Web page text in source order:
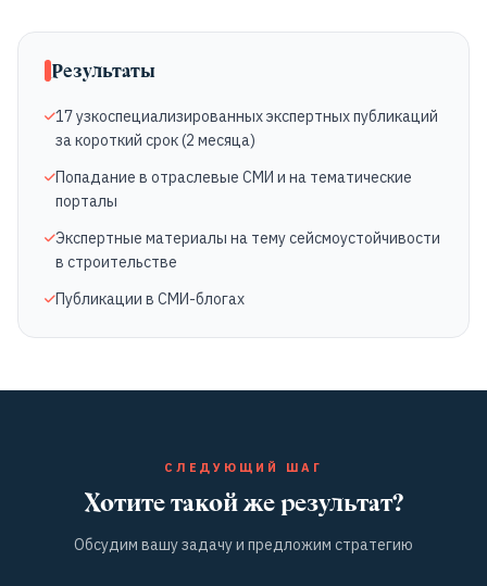
Результаты
17 узкоспециализированных экспертных публикаций
за короткий срок (2 месяца)
Попадание в отраслевые СМИ и на тематические
порталы
Экспертные материалы на тему сейсмоустойчивости
в строительстве
Публикации в СМИ-блогах
СЛЕДУЮЩИЙ ШАГ
Хотите такой же результат?
Обсудим вашу задачу и предложим стратегию